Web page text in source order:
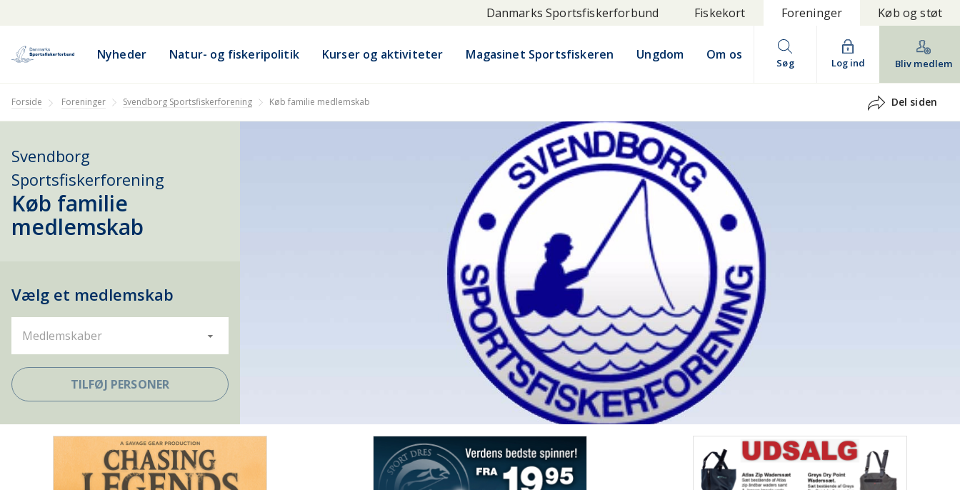
Danmarks Sportsfiskerforbund Fiskekort Foreninger Køb og støt
Nyheder Natur- og fiskeripolitik Kurser og aktiviteter Magasinet Sportsfiskeren Ungdom Om os
Søg Log ind Bliv medlem
Forside Foreninger Svendborg Sportsfiskerforening Køb familie medlemskab Del siden
Svendborg
Sportsfiskerforening
Køb familie
medlemskab
Vælg et medlemskab
Medlemskaber
TILFØJ PERSONER